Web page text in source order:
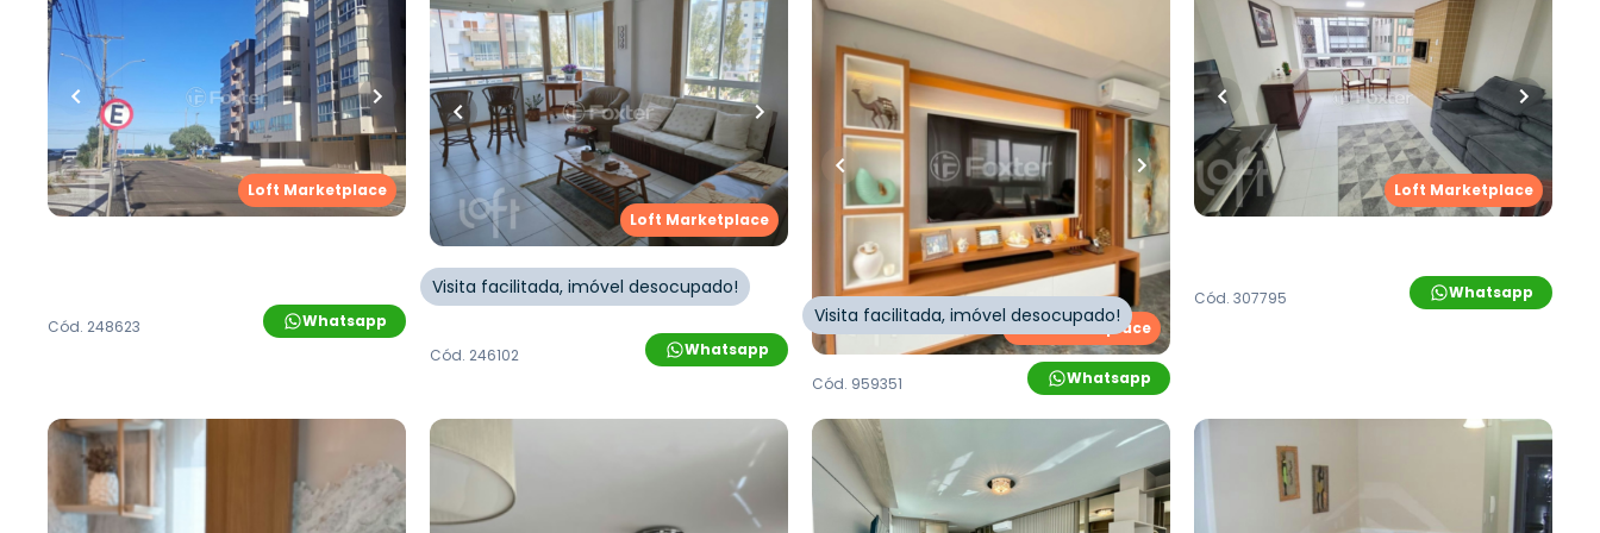
Loft Marketplace
R$1.200.000,00
86m² • 3quartos 1banheiro• 1vaga
Apartamento • Empreendimento
Central, 30 - Capão Da Canoa/RS
Avenida Central,Zona Nova,Capão da
Canoa
Whatsapp
Cód. 248623
Loft Marketplace
R$1.190.000,00
94m²•3quartos• banheiro•1vaga
Apartamento • Empreendimento
Encantado, 1336 - Capão Da
Canoa/RS
Rua Encantado,Zona Nova,Capão da
Canoa
Visita facilitada, imóvel desocupado!
Whatsapp
Cód. 246102
Loft Marketplace
R$1.490.000,00
154m²•3quartos •1banheiro
•
vaga
Apartamento • Empreendimento
Ubatuba De Farias, 252 - Capão Da
Canoa/RS
Avenida Ubatuba De Farias,Zona
Nova,Capão da Canoa
Visita facilitada, imóvel desocupado!
Whatsapp
Cód. 959351
Loft Marketplace
759.200,00
93 m² quartos•1banheiro •
vaga
Apartamento
Rua Arroio Do Meio,Zona Nova,Capão
da Canoa
Whatsapp
Cód. 307795
R$2.180.000,00
181m²•3quartos banheiro
R$1.750.000,00
110 3
R$1.800.000,00
147 m²•3 quartos 1banheiro•
680.000,00
3quartos